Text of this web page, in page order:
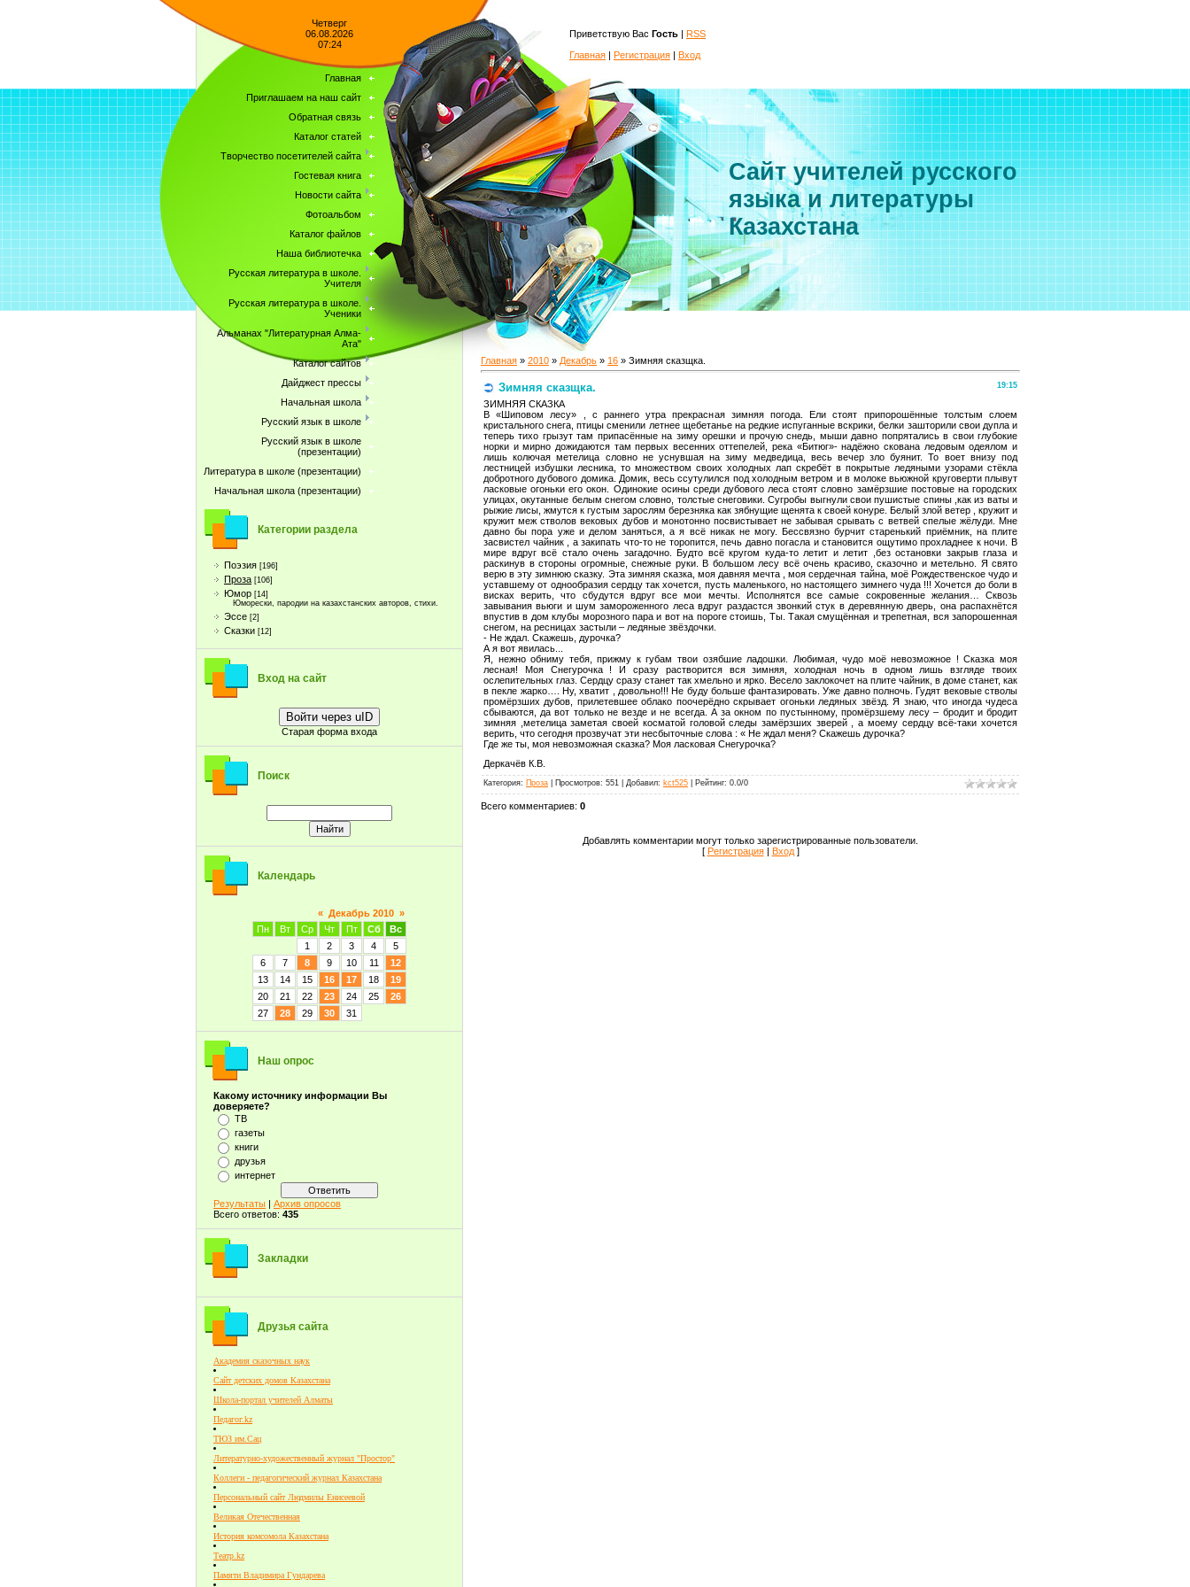
Четверг
06.08.2026
07:24
Главная
Приглашаем на наш сайт
Обратная связь
Каталог статей
Творчество посетителей сайта
Гостевая книга
Новости сайта
Фотоальбом
Каталог файлов
Наша библиотечка
Русская литература в школе.
Учителя
Русская литература в школе.
Ученики
Альманах "Литературная Алма-
Ата"
Каталог сайтов
Дайджест прессы
Начальная школа
Русский язык в школе
Русский язык в школе
(презентации)
Литература в школе (презентации)
Начальная школа (презентации)
Категории раздела
Поэзия [196]
Проза [106]
Юмор [14]
Юморески, пародии на казахстанских авторов, стихи.
Эссе [2]
Сказки [12]
Вход на сайт
Войти через uID
Старая форма входа
Поиск
Календарь
« Декабрь 2010 »
Пн
Вт Ср Чт Пт Сб
Вс
1
2 3 4
5
6
7 8 9 10 11
12
13
14 15 16 17 18
19
20
21 22 23 24 25
26
27
28 29 30 31
Наш опрос
Какому источнику информации Вы
доверяете?
ТВ
газеты
книги
друзья
интернет
Результаты | Архив опросов
Всего ответов: 435
Закладки
Друзья сайта
Академия сказочных наук
Сайт детских домов Казахстана
Школа-портал учителей Алматы
Педагог.kz
ТЮЗ им.Сац
Литературно-художественный журнал "Простор"
Коллеги - педагогический журнал Казахстана
Персональный сайт Людмилы Енисеевой
Великая Отечественная
История комсомола Казахстана
Театр.kz
Памяти Владимира Гундарева
Приветствую Вас Гость | RSS
Главная | Регистрация | Вход
Сайт учителей русского
языка и литературы
Казахстана
Главная » 2010 » Декабрь » 16 » Зимняя сказщка.
19:15
Зимняя сказщка.
ЗИМНЯЯ СКАЗКА
В «Шиповом лесу» , с раннего утра прекрасная зимняя погода. Ели стоят припорошённые толстым слоем
кристального снега, птицы сменили летнее щебетанье на редкие испуганные вскрики, белки зашторили свои дупла и
теперь тихо грызут там припасённые на зиму орешки и прочую снедь, мыши давно попрятались в свои глубокие
норки и мирно дожидаются там первых весенних оттепелей, река «Битюг»- надёжно скована ледовым одеялом и
лишь колючая метелица словно не уснувшая на зиму медведица, весь вечер зло буянит. То воет внизу под
лестницей избушки лесника, то множеством своих холодных лап скребёт в покрытые ледяными узорами стёкла
добротного дубового домика. Домик, весь ссутулился под холодным ветром и в молоке вьюжной круговерти плывут
ласковые огоньки его окон. Одинокие осины среди дубового леса стоят словно замёрзшие постовые на городских
улицах, окутанные белым снегом словно, толстые снеговики. Сугробы выгнули свои пушистые спины ,как из ваты и
рыжие лисы, жмутся к густым зарослям березняка как зябнущие щенята к своей конуре. Белый злой ветер , кружит и
кружит меж стволов вековых дубов и монотонно посвистывает не забывая срывать с ветвей спелые жёлуди. Мне
давно бы пора уже и делом заняться, а я всё никак не могу. Бессвязно бурчит старенький приёмник, на плите
засвистел чайник , а закипать что-то не торопится, печь давно погасла и становится ощутимо прохладнее к ночи. В
мире вдруг всё стало очень загадочно. Будто всё кругом куда-то летит и летит ,без остановки закрыв глаза и
раскинув в стороны огромные, снежные руки. В большом лесу всё очень красиво, сказочно и метельно. Я свято
верю в эту зимнюю сказку. Эта зимняя сказка, моя давняя мечта , моя сердечная тайна, моё Рождественское чудо и
уставшему от однообразия сердцу так хочется, пусть маленького, но настоящего зимнего чуда !!! Хочется до боли в
висках верить, что сбудутся вдруг все мои мечты. Исполнятся все самые сокровенные желания… Сквозь
завывания вьюги и шум замороженного леса вдруг раздастся звонкий стук в деревянную дверь, она распахнётся
впустив в дом клубы морозного пара и вот на пороге стоишь, Ты. Такая смущённая и трепетная, вся запорошенная
снегом, на ресницах застыли – ледяные звёздочки.
- Не ждал. Скажешь, дурочка?
А я вот явилась...
Я, нежно обниму тебя, прижму к губам твои озябшие ладошки. Любимая, чудо моё невозможное ! Сказка моя
лесная! Моя Снегурочка ! И сразу растворится вся зимняя, холодная ночь в одном лишь взгляде твоих
ослепительных глаз. Сердцу сразу станет так хмельно и ярко. Весело заклокочет на плите чайник, в доме станет, как
в пекле жарко…. Ну, хватит , довольно!!! Не буду больше фантазировать. Уже давно полночь. Гудят вековые стволы
промёрзших дубов, прилетевшее облако поочерёдно скрывает огоньки ледяных звёзд. Я знаю, что иногда чудеса
сбываются, да вот только не везде и не всегда. А за окном по пустынному, промёрзшему лесу – бродит и бродит
зимняя ,метелица заметая своей косматой головой следы замёрзших зверей , а моему сердцу всё-таки хочется
верить, что сегодня прозвучат эти несбыточные слова : « Не ждал меня? Скажешь дурочка?
Где же ты, моя невозможная сказка? Моя ласковая Снегурочка?
Деркачёв К.В.
Категория: Проза Просмотров: 551 Добавил: kct525 Рейтинг: 0.0/0
Всего комментариев: 0
Добавлять комментарии могут только зарегистрированные пользователи.
[ Регистрация| Вход]